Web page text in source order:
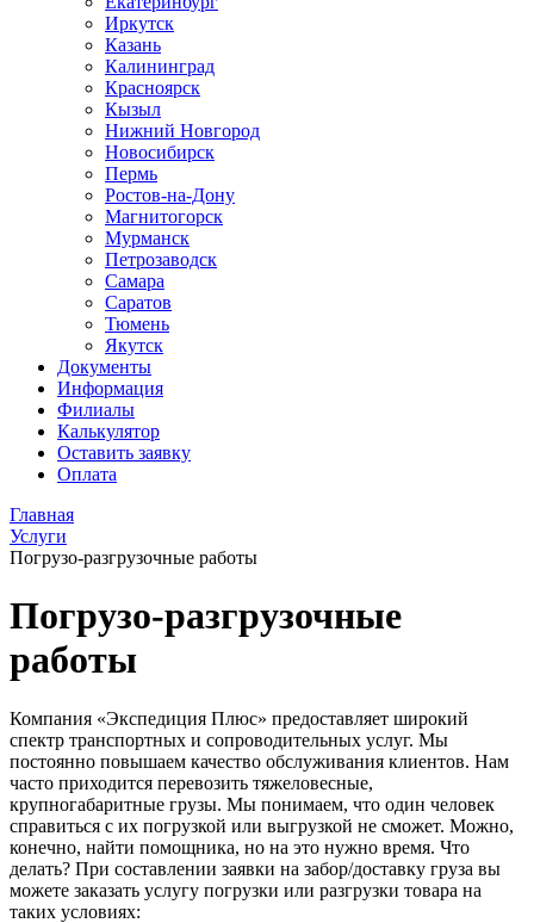
Иркутск
Казань
Калининград
Красноярск
Кызыл
Нижний Новгород
Новосибирск
Пермь
Ростов-на-Дону
Магнитогорск
Мурманск
Петрозаводск
Самара
Саратов
Тюмень
Якутск
Документы
Информация
Филиалы
Калькулятор
Оставить заявку
Оплата
Главная
Услуги
Погрузо-разгрузочные работы
Погрузо-разгрузочные
работы
Компания «Экспедиция Плюс» предоставляет широкий
спектр транспортных и сопроводительных услуг. Мы
постоянно повышаем качество обслуживания клиентов. Нам
часто приходится перевозить тяжеловесные,
крупногабаритные грузы. Мы понимаем, что один человек
справиться с их погрузкой или выгрузкой не сможет. Можно,
конечно, найти помощника, но на это нужно время. Что
делать? При составлении заявки на забор/доставку груза вы
можете заказать услугу погрузки или разгрузки товара на
таких условиях: